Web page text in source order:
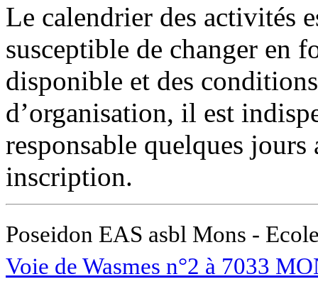
Le calendrier des activités
susceptible de changer en
disponible et des
d’organisation, il est
responsable quelques
inscription.
Poseidon EAS asbl Mons -
Voie de Wasmes n°2 à 7033